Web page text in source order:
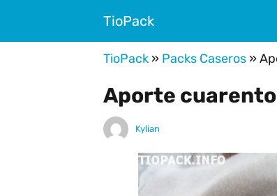
TioPack
TioPack » Packs Caseros »
Aporte
Kylian